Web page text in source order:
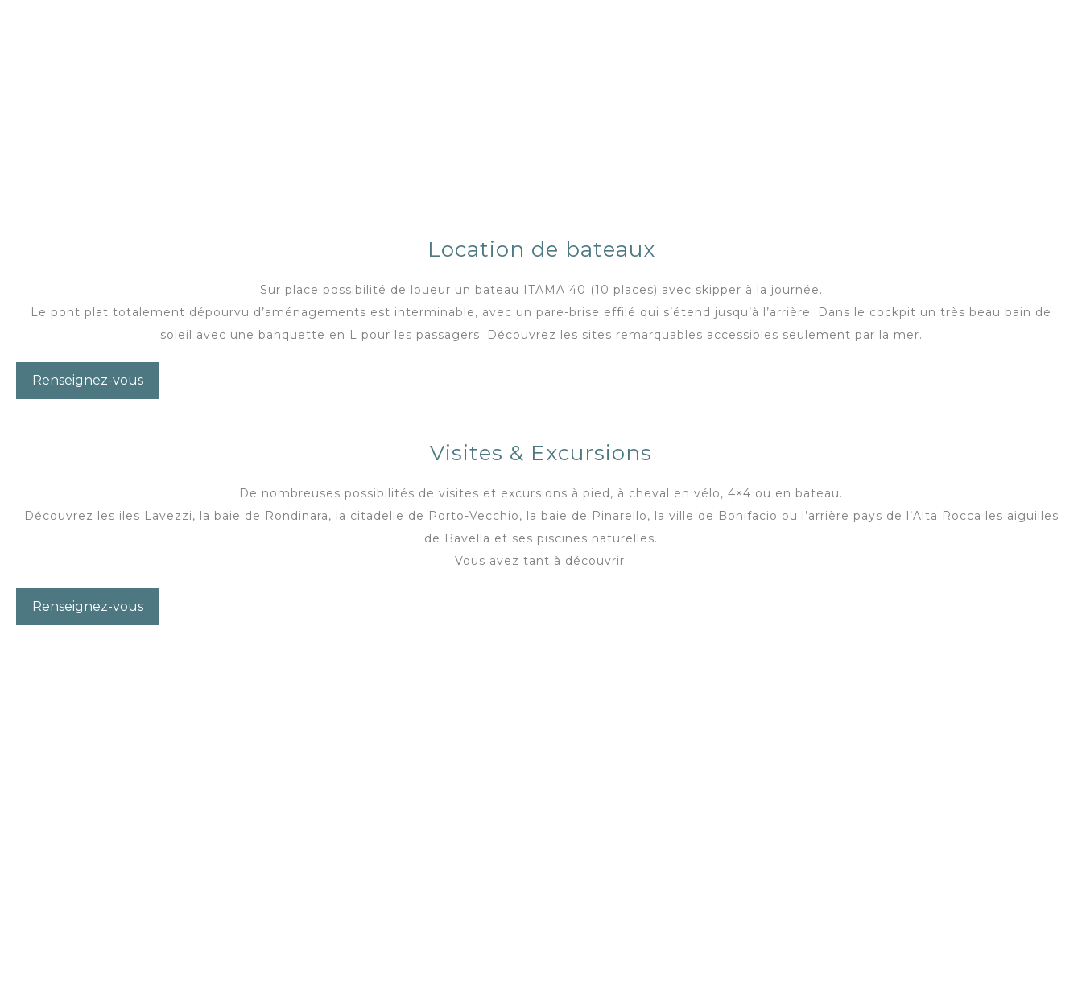
Location de bateaux
Sur place possibilité de loueur un bateau ITAMA 40 (10 places) avec skipper à la journée.
Le pont plat totalement dépourvu d’aménagements est interminable, avec un pare-brise effilé qui s’étend jusqu’à l’arrière. Dans le cockpit un très beau bain de
soleil avec une banquette en L pour les passagers. Découvrez les sites remarquables accessibles seulement par la mer.
Renseignez-vous
Visites & Excursions
De nombreuses possibilités de visites et excursions à pied, à cheval en vélo, 4×4 ou en bateau.
Découvrez les iles Lavezzi, la baie de Rondinara, la citadelle de Porto-Vecchio, la baie de Pinarello, la ville de Bonifacio ou l’arrière pays de l’Alta Rocca les aiguilles
de Bavella et ses piscines naturelles.
Vous avez tant à découvrir.
Renseignez-vous